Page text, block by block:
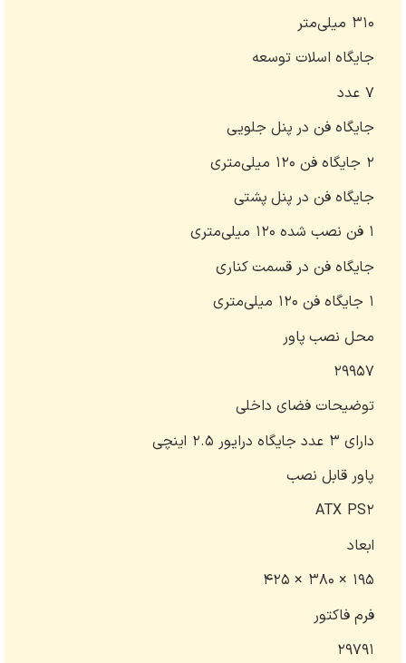
۳۱۰ میلی‌متر
جایگاه اسلات توسعه
۷ عدد
جایگاه فن در پنل جلویی
۲ جایگاه فن ۱۲۰ میلی‌متری
جایگاه فن در پنل پشتی
۱ فن نصب شده ۱۲۰ میلی‌متری
جایگاه فن در قسمت کناری
۱ جایگاه فن ۱۲۰ میلی‌متری
محل نصب پاور
۲۹۹۵۷
توضیحات فضای داخلی
دارای ۳ عدد جایگاه درایور ۲.۵ اینچی
پاور قابل نصب
ATX PS۲
ابعاد
۱۹۵ × ۳۸۰ × ۴۲۵
فرم فاکتور
۲۹۷۹۱